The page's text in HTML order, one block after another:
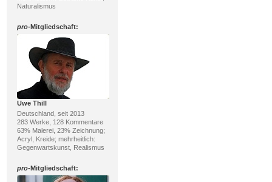
Naturalismus
pro-Mitgliedschaft:
Uwe Thill
Deutschland, seit 2013
283 Werke, 128 Kommentare
63% Malerei, 23% Zeichnung;
Acryl, Kreide; mehrheitlich:
Gegenwartskunst, Realismus
pro-Mitgliedschaft: